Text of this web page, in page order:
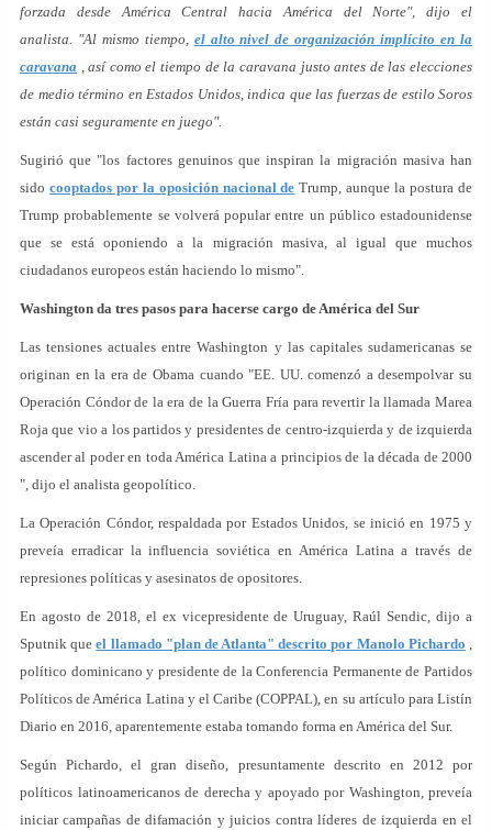
forzada desde América Central hacia América del Norte", dijo el
analista. "Al mismo tiempo, el alto nivel de organización implícito en la
caravana , así como el tiempo de la caravana justo antes de las elecciones
de medio término en Estados Unidos, indica que las fuerzas de estilo Soros
están casi seguramente en juego".
Sugirió que "los factores genuinos que inspiran la migración masiva han
sido cooptados por la oposición nacional de Trump, aunque la postura de
Trump probablemente se volverá popular entre un público estadounidense
que se está oponiendo a la migración masiva, al igual que muchos
ciudadanos europeos están haciendo lo mismo".
Washington da tres pasos para hacerse cargo de América del Sur
Las tensiones actuales entre Washington y las capitales sudamericanas se
originan en la era de Obama cuando "EE. UU. comenzó a desempolvar su
Operación Cóndor de la era de la Guerra Fría para revertir la llamada Marea
Roja que vio a los partidos y presidentes de centro-izquierda y de izquierda
ascender al poder en toda América Latina a principios de la década de 2000
", dijo el analista geopolítico.
La Operación Cóndor, respaldada por Estados Unidos, se inició en 1975 y
preveía erradicar la influencia soviética en América Latina a través de
represiones políticas y asesinatos de opositores.
En agosto de 2018, el ex vicepresidente de Uruguay, Raúl Sendic, dijo a
Sputnik queel llamado "plan de Atlanta" descrito por Manolo Pichardo ,
político dominicano y presidente de la Conferencia Permanente de Partidos
Políticos de América Latina y el Caribe (COPPAL), en su artículo para Listín
Diario en 2016, aparentemente estaba tomando forma en América del Sur.
Según Pichardo, el gran diseño, presuntamente descrito en 2012 por
políticos latinoamericanos de derecha y apoyado por Washington, preveía
iniciar campañas de difamación y juicios contra líderes de izquierda en el